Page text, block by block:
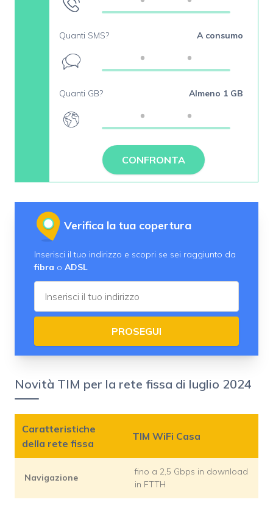
Quanti SMS? A consumo
Quanti GB? Almeno 1 GB
CONFRONTA
Verifica la tua copertura
Inserisci il tuo indirizzo e scopri se sei raggiunto da
fibra o ADSL
PROSEGUI
Novità TIM per la rete fissa di luglio 2024
Caratteristiche
della rete fissa
TIM WiFi Casa
Navigazione
fino a 2,5 Gbps in download
in FTTH